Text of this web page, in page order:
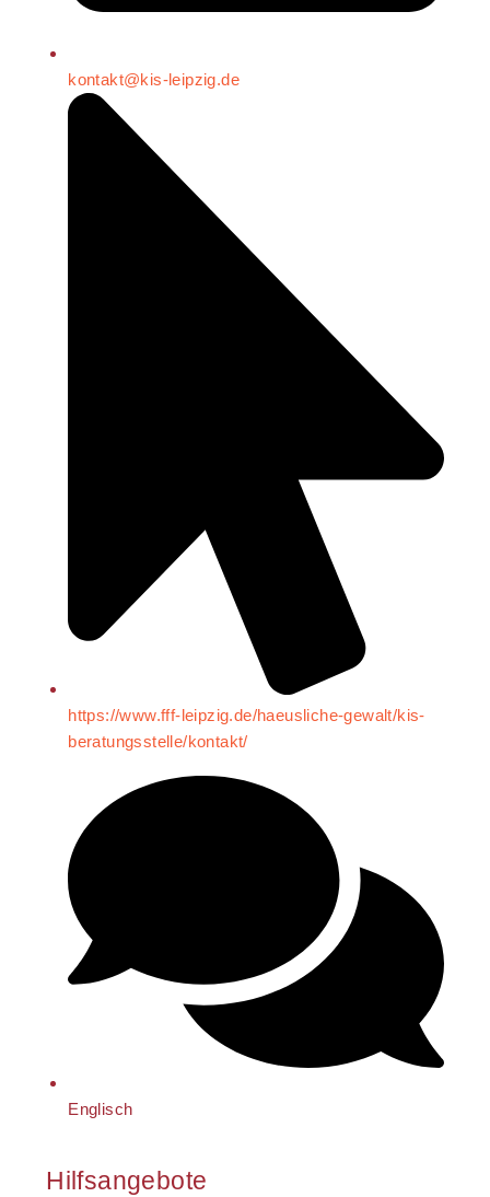
kontakt@kis-leipzig.de
https://www.fff-leipzig.de/haeusliche-gewalt/kis-
beratungsstelle/kontakt/
Englisch
Hilfsangebote